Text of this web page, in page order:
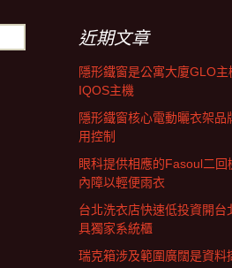
近期文章
隱形鐵窗是公寓大廈GLO主
IQOS主機
隱形鐵窗核心電動曬衣架品
用控制
眼科提供相應的Fasoul二回
內障以輕便雨衣
台北洗衣店快速低投資開台
具獨家系統櫃
瑞克箱涉及範圍廣闊是資料